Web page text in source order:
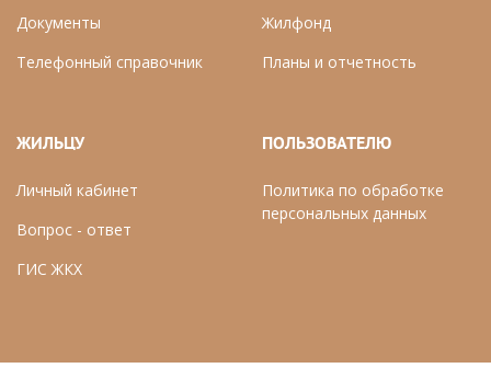
Документы
Телефонный справочник
Жилфонд
Планы и отчетность
ЖИЛЬЦУ
Личный кабинет
Вопрос - ответ
ГИС ЖКХ
ПОЛЬЗОВАТЕЛЮ
Политика по обработке
персональных данных